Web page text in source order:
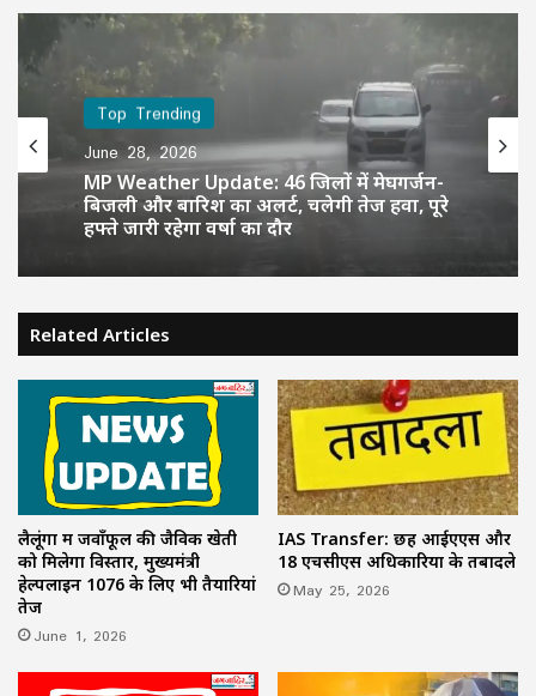
Top Trending
June 28, 2026
MP Weather Update: 46 जिलों में मेघगर्जन-
बिजली और बारिश का अलर्ट, चलेगी तेज हवा, पूरे
हफ्ते जारी रहेगा वर्षा का दौर
Related Articles
लैलूंगा में जवाँफूल की जैविक खेती
को मिलेगा विस्तार, मुख्यमंत्री
हेल्पलाइन 1076 के लिए भी तैयारियां
तेज
June 1, 2026
IAS Transfer: छह आईएएस और
18 एचसीएस अधिकारियों के तबादले
May 25, 2026